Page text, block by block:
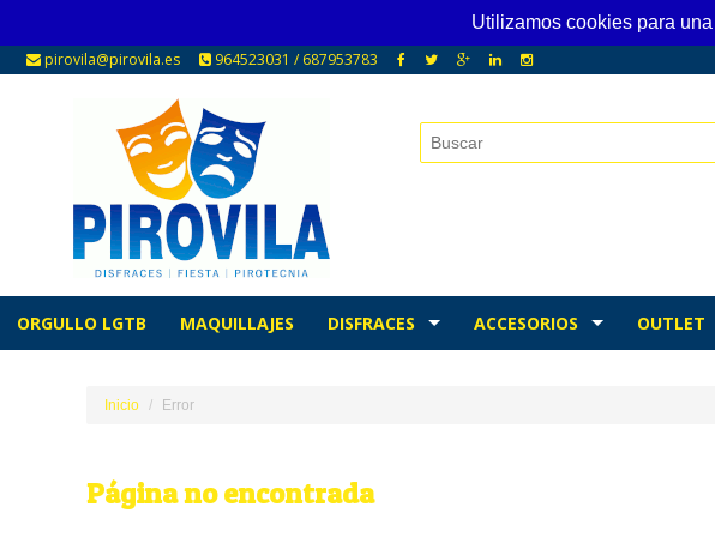
Utilizamos cookies para
pirovila@pirovila.es 964523031 / 687953783
ORGULLO LGTB MAQUILLAJES DISFRACES ACCESORIOS OUTLET
Inicio Error
Página no encontrada